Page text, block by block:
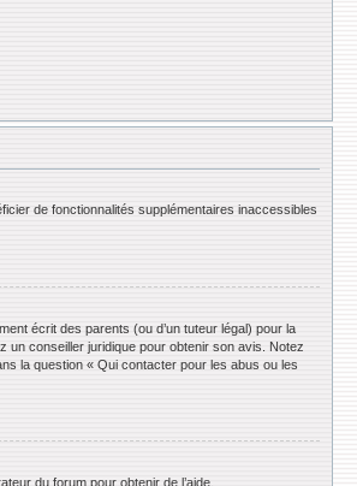
de fonctionnalités supplémentaires inaccessibles
écrit des parents (ou d’un tuteur légal) pour la
un conseiller juridique pour obtenir son avis. Notez
la question « Qui contacter pour les abus ou les
du forum pour obtenir de l’aide.